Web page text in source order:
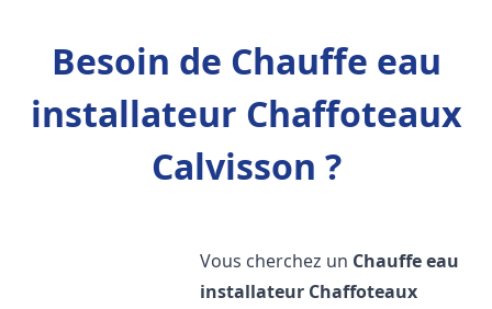
Besoin de Chauffe eau
installateur Chaffoteaux
Calvisson ?
Vous cherchez un Chauffe eau
installateur Chaffoteaux